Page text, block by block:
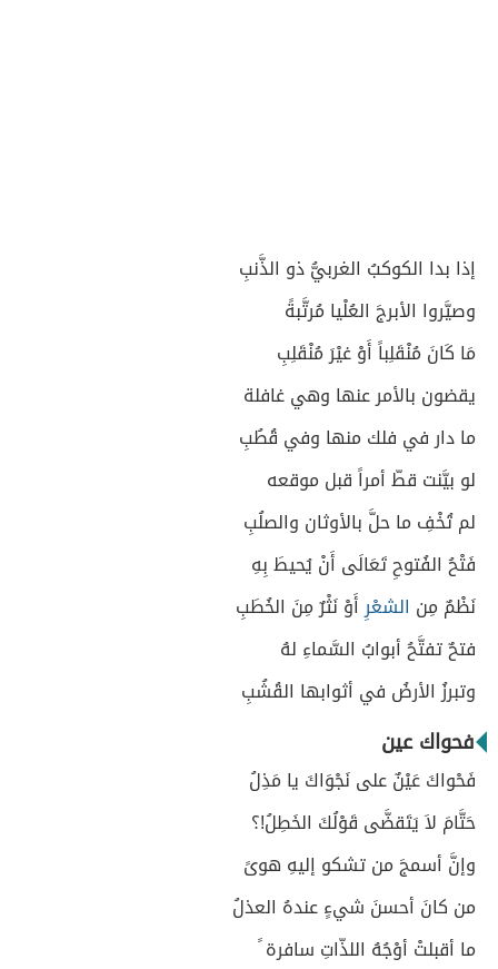
إذا بدا الكوكبُ الغربيُّ ذو الذَّنبِ
وصيَّروا الأبرجَ العُلْيا مُرتَّبةً
مَا كَانَ مُنْقَلِباً أَوْ غيْرَ مُنْقَلِبِ
يقضون بالأمر عنها وهي غافلة
ما دار في فلك منها وفي قُطُبِ
لو بيَّنت قطّ أمراً قبل موقعه
لم تُخْفِ ما حلَّ بالأوثان والصلُبِ
فَتْحُ الفُتوحِ تَعَالَى أَنْ يُحيطَ بِهِ
نَظْمٌ مِن الشعْرِأَوْ نَثْرٌ مِنَ الخُطَبِ
فتحٌ تفتَّحُ أبوابُ السَّماءِ لهُ
وتبرزُ الأرضُ في أثوابها القُشُبِ
فحواك عين
فَحْواكَ عَيْنٌ على نَجْوَاكَ يا مَذِلُ
حَتَّامَ لاَ يَتَقضَّى قَوْلُكَ الخَطِلُ!؟
وإنَّ أسمجَ من تشكو إليهِ هوىً
من كانَ أحسنَ شيءٍ عندهُ العذلُ
ما أقبلتْ أوْجُهُ اللذّاتِ سافرة ً